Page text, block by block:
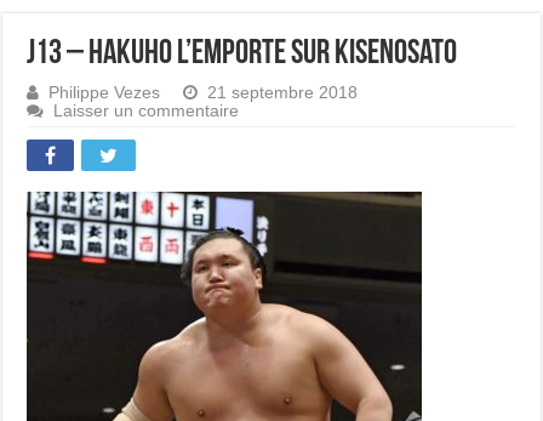
J13 – Hakuho l’emporte sur Kisenosato
Philippe Vezes
21 septembre 2018
Laisser un commentaire